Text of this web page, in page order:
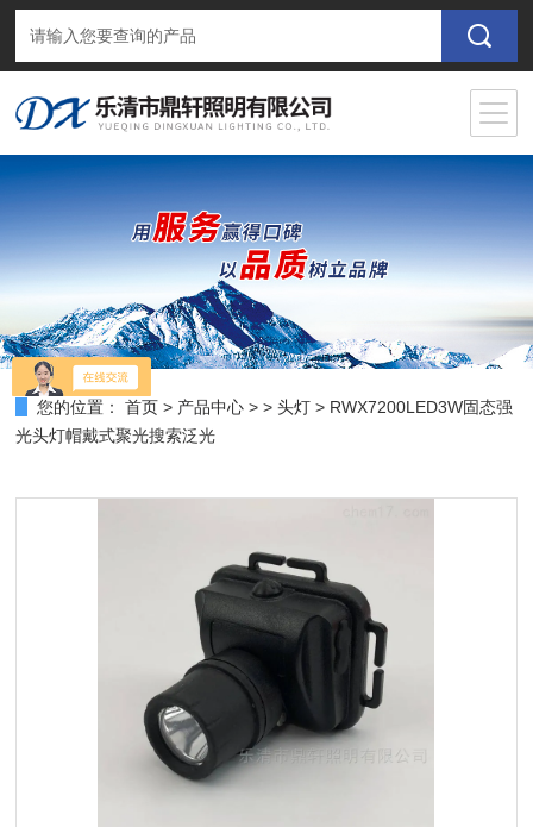
您的位置： 首页 > 产品中心 > >头灯 > RWX7200LED3W固态强
光头灯帽戴式聚光搜索泛光